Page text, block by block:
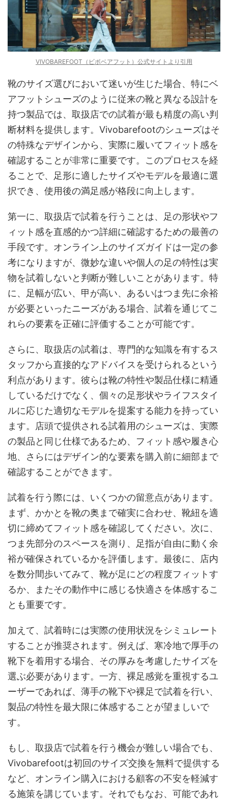
VIVOBAREFOOT（ビボベアフット）公式サイトより引用
靴のサイズ選びにおいて迷いが生じた場合、特にベ
アフットシューズのように従来の靴と異なる設計を
持つ製品では、取扱店での試着が最も精度の高い判
断材料を提供します。Vivobarefootのシューズはそ
の特殊なデザインから、実際に履いてフィット感を
確認することが非常に重要です。このプロセスを経
ることで、足形に適したサイズやモデルを最適に選
択でき、使用後の満足感が格段に向上します。
第一に、取扱店で試着を行うことは、足の形状やフ
ィット感を直感的かつ詳細に確認するための最善の
手段です。オンライン上のサイズガイドは一定の参
考になりますが、微妙な違いや個人の足の特性は実
物を試着しないと判断が難しいことがあります。特
に、足幅が広い、甲が高い、あるいはつま先に余裕
が必要といったニーズがある場合、試着を通じてこ
れらの要素を正確に評価することが可能です。
さらに、取扱店の試着は、専門的な知識を有するス
タッフから直接的なアドバイスを受けられるという
利点があります。彼らは靴の特性や製品仕様に精通
しているだけでなく、個々の足形状やライフスタイ
ルに応じた適切なモデルを提案する能力を持ってい
ます。店頭で提供される試着用のシューズは、実際
の製品と同じ仕様であるため、フィット感や履き心
地、さらにはデザイン的な要素を購入前に細部まで
確認することができます。
試着を行う際には、いくつかの留意点があります。
まず、かかとを靴の奥まで確実に合わせ、靴紐を適
切に締めてフィット感を確認してください。次に、
つま先部分のスペースを測り、足指が自由に動く余
裕が確保されているかを評価します。最後に、店内
を数分間歩いてみて、靴が足にどの程度フィットす
るか、またその動作中に感じる快適さを体感するこ
とも重要です。
加えて、試着時には実際の使用状況をシミュレート
することが推奨されます。例えば、寒冷地で厚手の
靴下を着用する場合、その厚みを考慮したサイズを
選ぶ必要があります。一方、裸足感覚を重視するユ
ーザーであれば、薄手の靴下や裸足で試着を行い、
製品の特性を最大限に体感することが望ましいで
す。
もし、取扱店で試着を行う機会が難しい場合でも、
Vivobarefootは初回のサイズ交換を無料で提供する
など、オンライン購入における顧客の不安を軽減す
る施策を講じています。それでもなお、可能であれ